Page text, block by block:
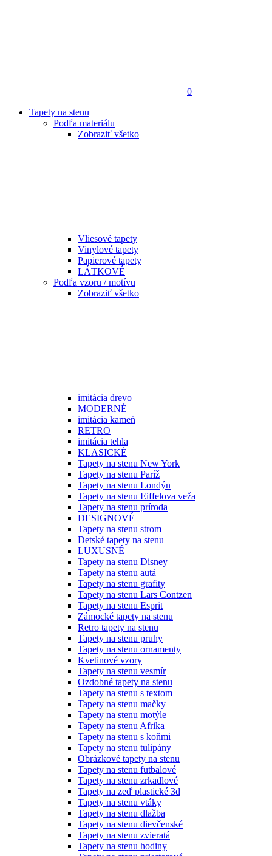
0
Tapety na stenu
Podľa materiálu
Zobraziť všetko
Vliesové tapety
Vinylové tapety
Papierové tapety
LÁTKOVÉ
Podľa vzoru / motívu
Zobraziť všetko
imitácia drevo
MODERNÉ
imitácia kameň
RETRO
imitácia tehla
KLASICKÉ
Tapety na stenu New York
Tapety na stenu Paríž
Tapety na stenu Londýn
Tapety na stenu Eiffelova veža
Tapety na stenu príroda
DESIGNOVÉ
Tapety na stenu strom
Detské tapety na stenu
LUXUSNÉ
Tapety na stenu Disney
Tapety na stenu autá
Tapety na stenu grafity
Tapety na stenu Lars Contzen
Tapety na stenu Esprit
Zámocké tapety na stenu
Retro tapety na stenu
Tapety na stenu pruhy
Tapety na stenu ornamenty
Kvetinové vzory
Tapety na stenu vesmír
Ozdobné tapety na stenu
Tapety na stenu s textom
Tapety na stenu mačky
Tapety na stenu motýle
Tapety na stenu Afrika
Tapety na stenu s koňmi
Tapety na stenu tulipány
Obrázkové tapety na stenu
Tapety na stenu futbalové
Tapety na stenu zrkadlové
Tapety na zeď plastické 3d
Tapety na stenu vtáky
Tapety na stenu dlažba
Tapety na stenu dievčenské
Tapety na stenu zvieratá
Tapety na stenu hodiny